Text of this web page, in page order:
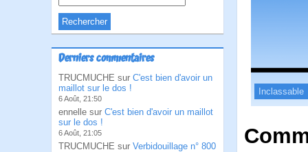
Derniers commentaires
TRUCMUCHE sur C'est bien d'avoir un
maillot sur le dos !
6 Août, 21:50
ennelle sur C'est bien d'avoir un maillot
sur le dos !
6 Août, 21:05
TRUCMUCHE sur Verbidouillage n° 800
Inclassable